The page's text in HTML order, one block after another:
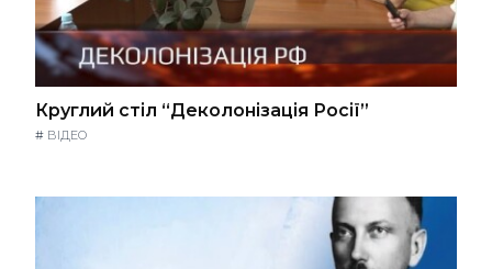
Круглий стіл “Деколонізація Росії”
# ВІДЕО